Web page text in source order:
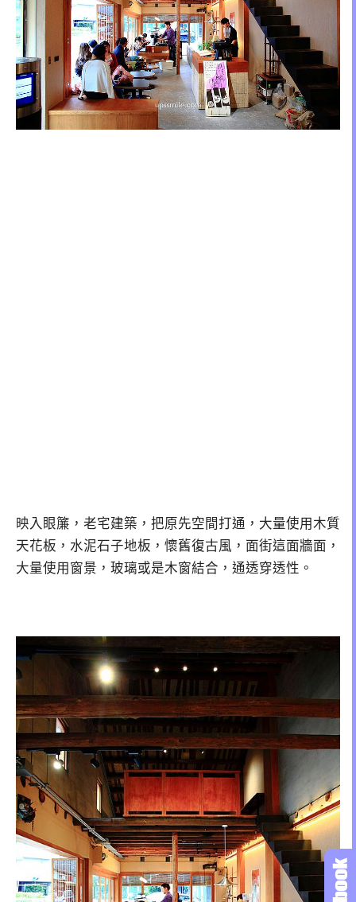
映入眼簾，老宅建築，把原先空間打通，大量使用木質
天花板，水泥石子地板，懷舊復古風，面街這面牆面，
大量使用窗景，玻璃或是木窗結合，通透穿透性。